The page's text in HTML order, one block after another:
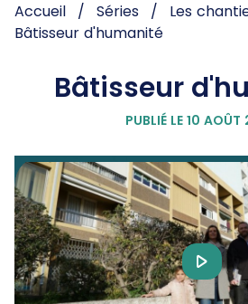
Accueil Séries
Les
Bâtisseur d'humanité
Bâtisseur
PUBLIÉ LE 10